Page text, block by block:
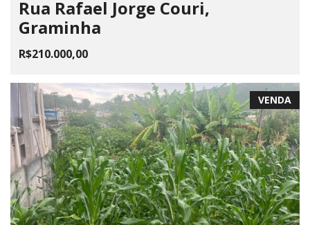
Rua Rafael Jorge Couri,
Graminha
R$210.000,00
VENDA